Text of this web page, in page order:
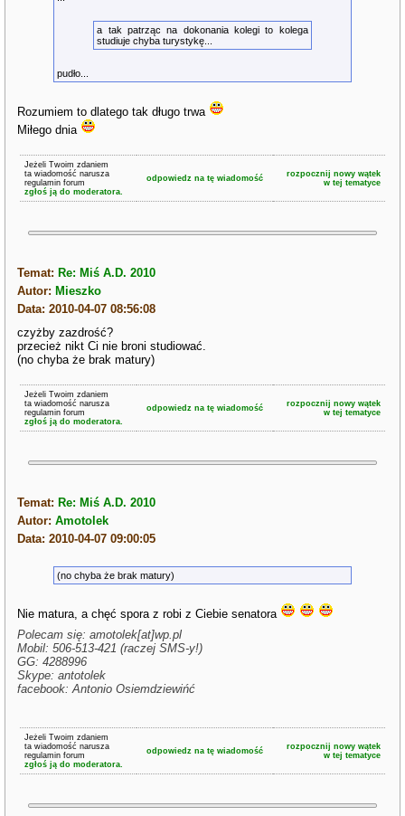
a tak patrząc na dokonania kolegi to kolega
studiuje chyba turystykę...
pudło...
Rozumiem to dlatego tak długo trwa
Miłego dnia
Jeżeli Twoim zdaniem
ta wiadomość narusza
regulamin forum
zgłoś ją do moderatora.
odpowiedz na tę wiadomość
rozpocznij nowy wątek
w tej tematyce
Temat: Re: Miś A.D. 2010
Autor: Mieszko
Data: 2010-04-07 08:56:08
czyżby zazdrość?
przecież nikt Ci nie broni studiować.
(no chyba że brak matury)
Jeżeli Twoim zdaniem
ta wiadomość narusza
regulamin forum
zgłoś ją do moderatora.
odpowiedz na tę wiadomość
rozpocznij nowy wątek
w tej tematyce
Temat: Re: Miś A.D. 2010
Autor:Amotolek
Data: 2010-04-07 09:00:05
(no chyba że brak matury)
Nie matura, a chęć spora z robi z Ciebie senatora
Polecam się: amotolek[at]wp.pl
Mobil: 506-513-421 (raczej SMS-y!)
GG: 4288996
Skype: antotolek
facebook: Antonio Osiemdziewińć
Jeżeli Twoim zdaniem
ta wiadomość narusza
regulamin forum
zgłoś ją do moderatora.
odpowiedz na tę wiadomość
rozpocznij nowy wątek
w tej tematyce